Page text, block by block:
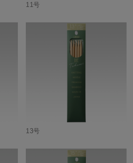
11号
13号